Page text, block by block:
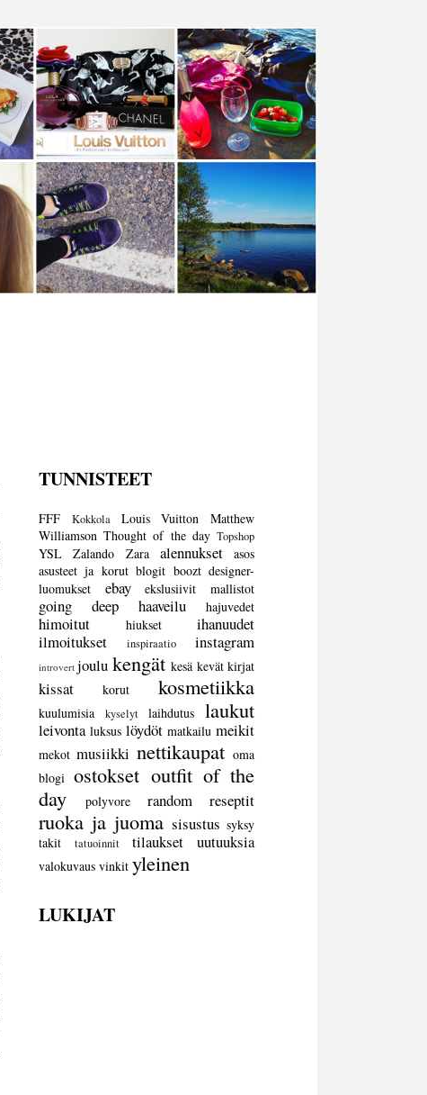
TUNNISTEET
FFF Kokkola Louis Vuitton
Matthew
Williamson Thought of the day Topshop
YSL Zalando Zara alennukset
asos
asusteet ja korut blogit boozt designer-
luomukset
ebay ekslusiivit mallistot
going deep haaveilu hajuvedet
himoitut hiukset
ihanuudet
ilmoitukset
inspiraatio instagram
introvert joulu kengät kesä kevät kirjat
kissat korut kosmetiikka
kuulumisia kyselyt laihdutus laukut
leivonta luksus löydöt matkailu meikit
mekot musiikki nettikaupat oma
blogi ostokset outfit of the
day
polyvore random reseptit
ruoka ja juoma sisustus syksy
takit
tatuoinnit tilaukset uutuuksia
valokuvaus vinkit yleinen
LUKIJAT